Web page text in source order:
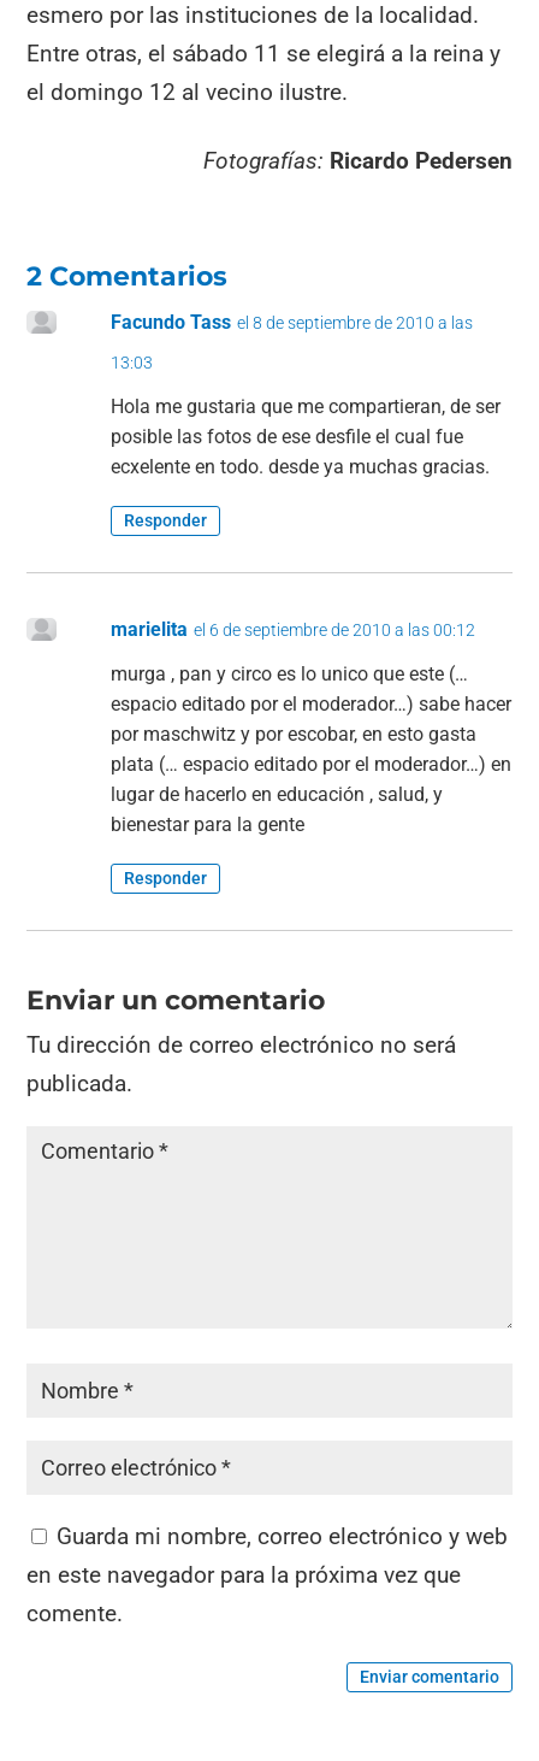
esmero por las instituciones de la localidad.
Entre otras, el sábado 11 se elegirá a la reina y
el domingo 12 al vecino ilustre.
Fotografías: Ricardo Pedersen
2 Comentarios
Facundo Tass el 8 de septiembre de 2010 a las
13:03
Hola me gustaria que me compartieran, de ser
posible las fotos de ese desfile el cual fue
ecxelente en todo. desde ya muchas gracias.
Responder
marielita el 6 de septiembre de 2010 a las 00:12
murga , pan y circo es lo unico que este (…
espacio editado por el moderador…) sabe hacer
por maschwitz y por escobar, en esto gasta
plata (… espacio editado por el moderador…) en
lugar de hacerlo en educación , salud, y
bienestar para la gente
Responder
Enviar un comentario
Tu dirección de correo electrónico no será
publicada.
Guarda mi nombre, correo electrónico y web
en este navegador para la próxima vez que
comente.
Enviar comentario